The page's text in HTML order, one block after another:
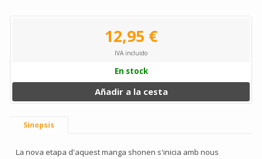
12,95 €
IVA incluido
En stock
Añadir a la cesta
Sinopsis
La nova etapa d'aquest manga shonen s'inicia amb nous